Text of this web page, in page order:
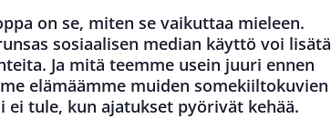
on se, miten se vaikuttaa mieleen.
sosiaalisen median käyttö voi lisätä
Ja mitä teemme usein juuri ennen
elämäämme muiden somekiiltokuvien
ei tule, kun ajatukset pyörivät kehää.